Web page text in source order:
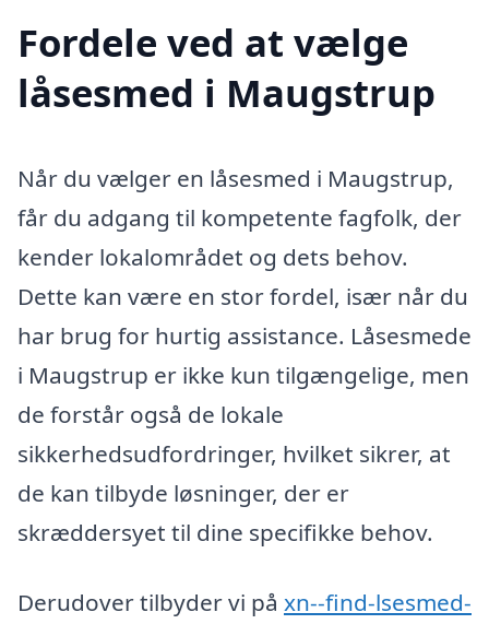
Fordele ved at vælge
låsesmed i Maugstrup
Når du vælger en låsesmed i Maugstrup,
får du adgang til kompetente fagfolk, der
kender lokalområdet og dets behov.
Dette kan være en stor fordel, især når du
har brug for hurtig assistance. Låsesmede
i Maugstrup er ikke kun tilgængelige, men
de forstår også de lokale
sikkerhedsudfordringer, hvilket sikrer, at
de kan tilbyde løsninger, der er
skræddersyet til dine specifikke behov.
Derudover tilbyder vi på xn--find-lsesmed-